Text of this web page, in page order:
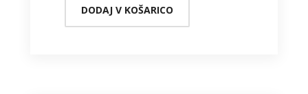
DODAJ V KOŠARICO